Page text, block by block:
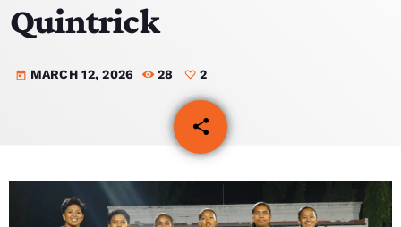
EKIPA
TOP 15
VÍDEO SIRA
Quintrick
today MARCH 12, 2026 28 2
share
email